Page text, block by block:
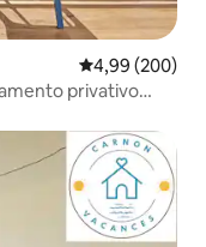
4,99 de uma
4,99 (200)
privativo